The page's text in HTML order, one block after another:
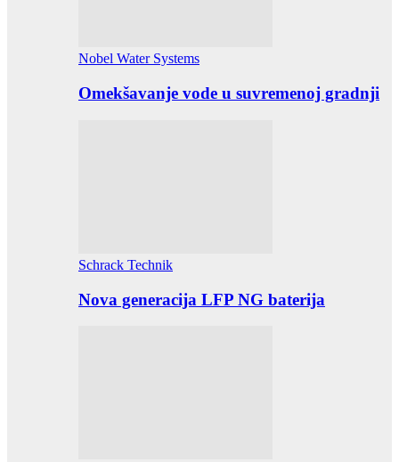
Nobel Water Systems
Omekšavanje vode u suvremenoj gradnji
Schrack Technik
Nova generacija LFP NG baterija